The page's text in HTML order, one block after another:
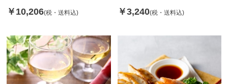
￥10,206(税・送料込) ￥3,240(税・送料込)